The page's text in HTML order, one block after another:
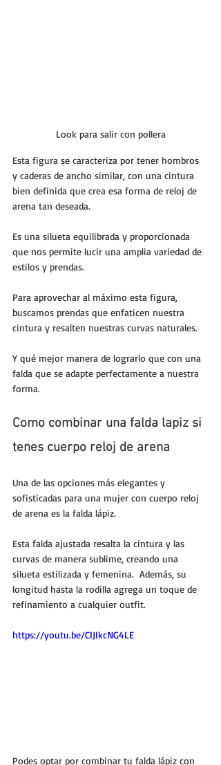
Look para salir con pollera
Esta figura se caracteriza por tener hombros
y caderas de ancho similar, con una cintura
bien definida que crea esa forma de reloj de
arena tan deseada.
Es una silueta equilibrada y proporcionada
que nos permite lucir una amplia variedad de
estilos y prendas.
Para aprovechar al máximo esta figura,
buscamos prendas que enfaticen nuestra
cintura y resalten nuestras curvas naturales.
Y qué mejor manera de lograrlo que con una
falda que se adapte perfectamente a nuestra
forma.
Como combinar una falda lapiz si
tenes cuerpo reloj de arena
Una de las opciones más elegantes y
sofisticadas para una mujer con cuerpo reloj
de arena es la falda lápiz.
Esta falda ajustada resalta la cintura y las
curvas de manera sublime, creando una
silueta estilizada y femenina.  Además, su
longitud hasta la rodilla agrega un toque de
refinamiento a cualquier outfit.
https://youtu.be/CIJIkcNG4LE
Podes optar por combinar tu falda lápiz con